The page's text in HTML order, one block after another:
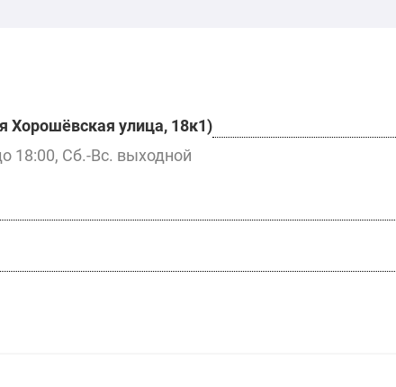
Хорошёвская улица, 18к1)
18:00, Сб.-Вс. выходной